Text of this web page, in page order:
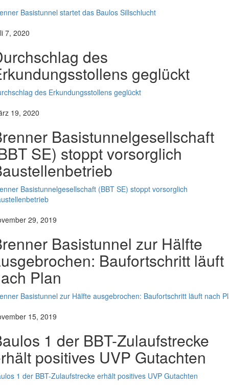
Basistunnel startet das Baulos Sillschlucht
7, 2020
des
geglückt
des Erkundungsstollens geglückt
19, 2020
Basistunnelgesellschaft
SE) stoppt vorsorglich
Basistunnelgesellschaft (BBT SE) stoppt vorsorglich
29, 2019
Basistunnel zur Hälfte
Baufortschritt läuft
Plan
Basistunnel zur Hälfte ausgebrochen: Baufortschritt läuft nach
15, 2019
1 der BBT-Zulaufstrecke
positives UVP Gutachten
1 der BBT-Zulaufstrecke erhält positives UVP Gutachten